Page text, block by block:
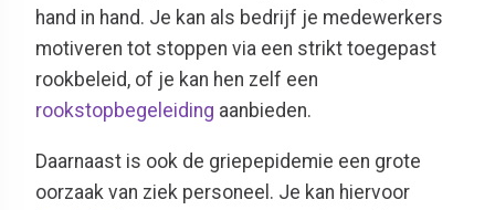
hand in hand. Je kan als bedrijf je medewerkers
motiveren tot stoppen via een strikt toegepast
rookbeleid, of je kan hen zelf een
rookstopbegeleiding aanbieden.
Daarnaast is ook de griepepidemie een grote
oorzaak van ziek personeel. Je kan hiervoor